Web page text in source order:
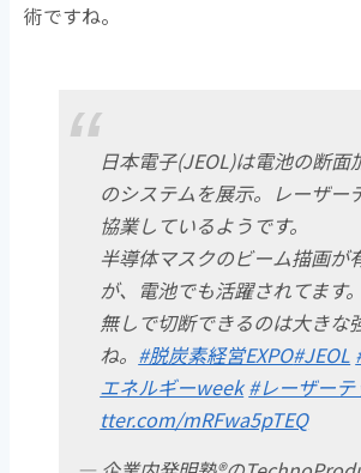
術ですね。
日本電子(JEOL)は電池の断面
のシステムを展示。レーザー
協業しているようです。
半導体マスクのビーム描画が
が、電池でも活躍されてます
無しで切断できるのは大きな
ね。 #脱炭素経営EXPO#JEOL
エネルギーweek #レーザーテ
tter.com/mRFwa5pTEQ